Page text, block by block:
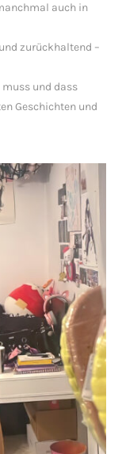
auch in
zurückhaltend –
und dass
Geschichten und